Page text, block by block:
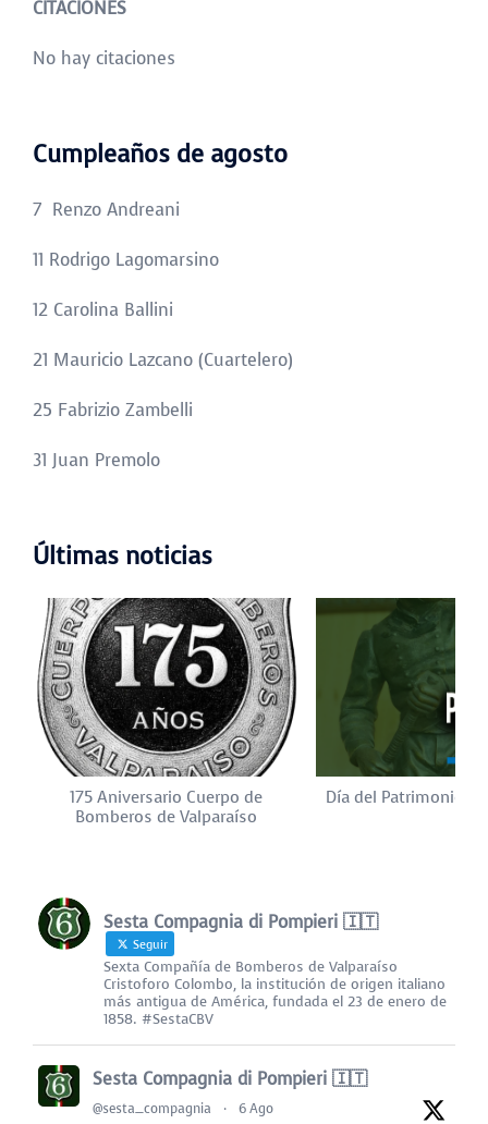
CITACIONES
No hay citaciones
Cumpleaños de agosto
7 Renzo Andreani
11 Rodrigo Lagomarsino
12 Carolina Ballini
21 Mauricio Lazcano (Cuartelero)
25 Fabrizio Zambelli
31 Juan Premolo
Últimas noticias
175 Aniversario Cuerpo de
Bomberos de Valparaíso
Día del Patrimonio
Sesta Compagnia di Pompieri 🇮🇹
Seguir
Sexta Compañía de Bomberos de Valparaíso
Cristoforo Colombo, la institución de origen italiano
más antigua de América, fundada el 23 de enero de
1858. #SestaCBV
Sesta Compagnia di Pompieri 🇮🇹
@sesta_compagnia · 6 Ago